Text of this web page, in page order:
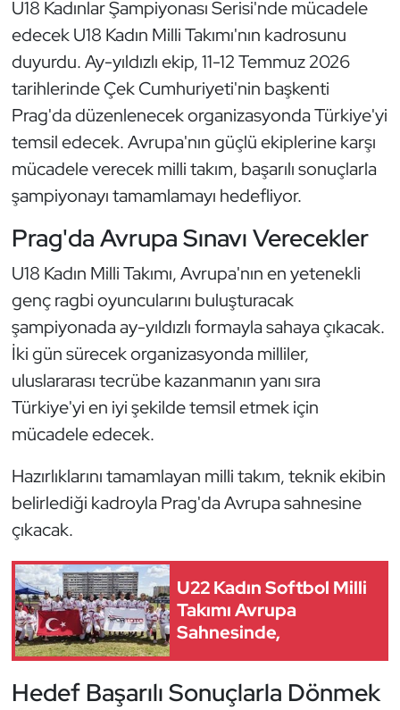
U18 Kadınlar Şampiyonası Serisi'nde mücadele
edecek U18 Kadın Milli Takımı'nın kadrosunu
duyurdu. Ay-yıldızlı ekip, 11-12 Temmuz 2026
tarihlerinde Çek Cumhuriyeti'nin başkenti
Prag'da düzenlenecek organizasyonda Türkiye'yi
temsil edecek. Avrupa'nın güçlü ekiplerine karşı
mücadele verecek milli takım, başarılı sonuçlarla
şampiyonayı tamamlamayı hedefliyor.
Prag'da Avrupa Sınavı Verecekler
U18 Kadın Milli Takımı, Avrupa'nın en yetenekli
genç ragbi oyuncularını buluşturacak
şampiyonada ay-yıldızlı formayla sahaya çıkacak.
İki gün sürecek organizasyonda milliler,
uluslararası tecrübe kazanmanın yanı sıra
Türkiye'yi en iyi şekilde temsil etmek için
mücadele edecek.
Hazırlıklarını tamamlayan milli takım, teknik ekibin
belirlediği kadroyla Prag'da Avrupa sahnesine
çıkacak.
U22 Kadın Softbol Milli
Takımı Avrupa
Sahnesinde,
Hedef Başarılı Sonuçlarla Dönmek
E-Spor
Eskrim
Futbol
Genel
Golf
Güreş
Halter
Hava Sporları
İşitme Engelli Sporcular
Kano ve Rafting
Karate
Kayak